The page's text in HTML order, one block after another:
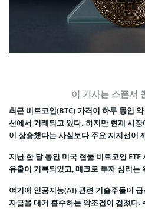
이 기사는 스폰서
최근 비트코인(BTC) 가격이 하루 동안
선에서 거래되고 있다. 하지만 현재 시
이 상승했다는 사실보다 주요 지지선이
지난 한 달 동안 미국 현물 비트코인
유출이 기록되었고, 매크로 투자 심리는
여기에 인공지능(AI) 관련 기술주들이
자금을 대거 흡수하는 악조건이 겹쳤다.